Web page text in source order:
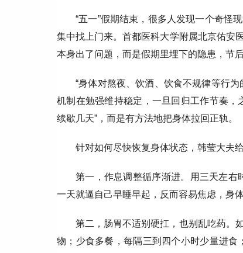
“五一”假期结束，很多人发现一个奇怪
集中找上门来。首都医科大学附属北京佑安
本身出了问题，而是假期里埋下的隐患，节后
“身体对熬夜、饮酒、饮食不规律等行
机制在勉强维持稳定，一旦回归工作节奏，
续歇几天”，而是有方法地把身体拉回正轨。
针对如何尽快恢复身体状态，韩莹大夫
第一，作息调整循序渐进。用三天左右
一天就逼自己早睡早起，反而容易焦虑，身
第二，肠胃不适别硬扛，也别乱吃药。
物；少食多餐，每隔三到四个小时少量进食